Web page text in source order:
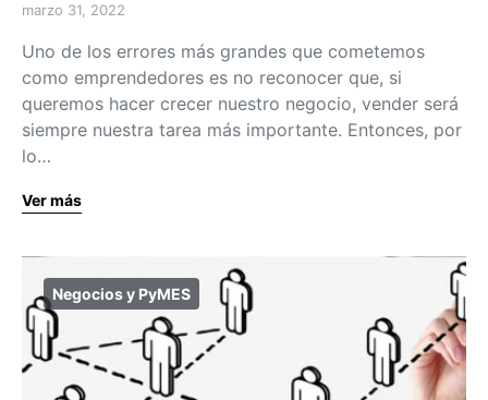
marzo 31, 2022
Uno de los errores más grandes que cometemos
como emprendedores es no reconocer que, si
queremos hacer crecer nuestro negocio, vender será
siempre nuestra tarea más importante. Entonces, por
lo…
Ver más
Negocios y PyMES